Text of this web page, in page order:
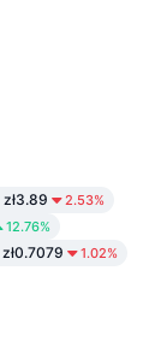
zł3.89 2.53%
12.76%
zł0.7079 1.02%